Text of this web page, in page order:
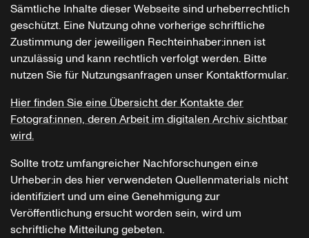
Sämtliche Inhalte dieser Webseite sind urheberrechtlich
geschützt. Eine Nutzung ohne vorherige schriftliche
Zustimmung der jeweiligen Rechteinhaber:innen ist
unzulässig und kann rechtlich verfolgt werden. Bitte
nutzen Sie für Nutzungsanfragen unser Kontaktformular.
Hier finden Sie eine Übersicht der Kontakte der
Fotograf:innen, deren Arbeit im digitalen Archiv sichtbar
wird.
Sollte trotz umfangreicher Nachforschungen ein:e
Urheber:in des hier verwendeten Quellenmaterials nicht
identifiziert und um eine Genehmigung zur
Veröffentlichung ersucht worden sein, wird um
schriftliche Mitteilung gebeten.